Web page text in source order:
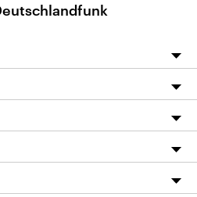
dlf.de